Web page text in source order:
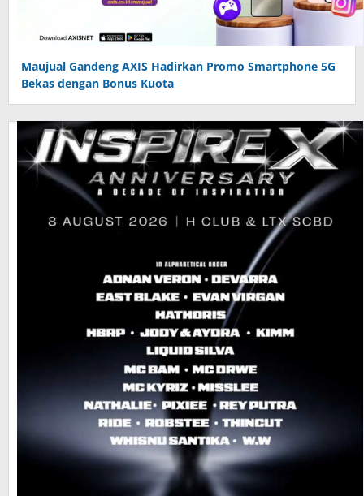
Maujual Gandeng AXIS Hadirkan Promo Smartphone 5G
Bekas dengan Bonus Kuota